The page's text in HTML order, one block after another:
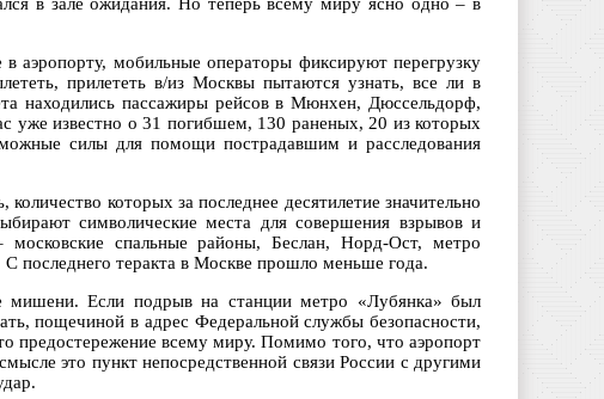
аэропорту, мобильные операторы фиксируют перегрузку
прилететь в/из Москвы пытаются узнать, все ли в
находились пассажиры рейсов в Мюнхен, Дюссельдорф,
известно о 31 погибшем, 130 раненых, 20 из которых
силы для помощи пострадавшим и расследования
которых за последнее десятилетие значительно
символические места для совершения взрывов и
спальные районы, Беслан, Норд-Ост, метро
последнего теракта в Москве прошло меньше года.
мишени. Если подрыв на станции метро «Лубянка» был
пощечиной в адрес Федеральной службы безопасности,
предостережение всему миру. Помимо того, что аэропорт
это пункт непосредственной связи России с другими